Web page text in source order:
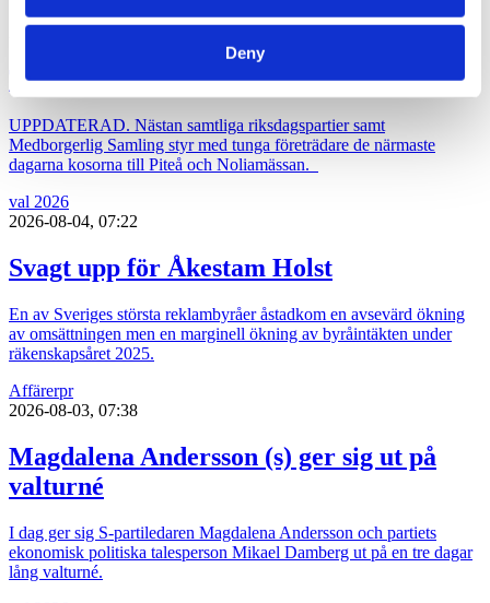
Deny
2026-08-04, 08:59
Toppolitikerna”valfärdar” till Piteå
UPPDATERAD. Nästan samtliga riksdagspartier samt
Medborgerlig Samling styr med tunga företrädare de närmaste
dagarna kosorna till Piteå och Noliamässan.
val 2026
2026-08-04, 07:22
Svagt upp för Åkestam Holst
En av Sveriges största reklambyråer åstadkom en avsevärd ökning
av omsättningen men en marginell ökning av byråintäkten under
räkenskapsåret 2025.
Affärerpr
2026-08-03, 07:38
Magdalena Andersson (s) ger sig ut på
valturné
I dag ger sig S-partiledaren Magdalena Andersson och partiets
ekonomisk politiska talesperson Mikael Damberg ut på en tre dagar
lång valturné.